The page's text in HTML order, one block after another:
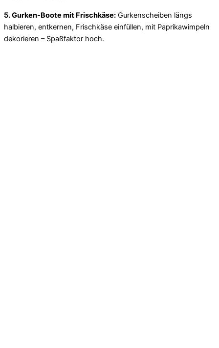
5. Gurken-Boote mit Frischkäse: Gurkenscheiben längs
halbieren, entkernen, Frischkäse einfüllen, mit Paprikawimpeln
dekorieren – Spaßfaktor hoch.